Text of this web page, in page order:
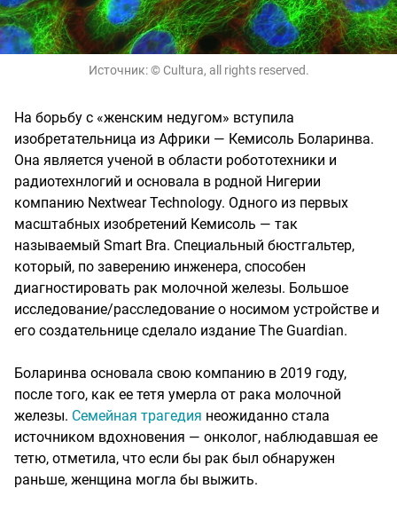
Источник:© Cultura, all rights reserved.
На борьбу с «женским недугом» вступила
изобретательница из Африки — Кемисоль Боларинва.
Она является ученой в области робототехники и
радиотехнлогий и основала в родной Нигерии
компанию Nextwear Technology. Одного из первых
масштабных изобретений Кемисоль — так
называемый Smart Bra. Специальный бюстгальтер,
который, по заверению инженера, способен
диагностировать рак молочной железы. Большое
исследование/расследование о носимом устройстве и
его создательнице сделало издание The Guardian.
Боларинва основала свою компанию в 2019 году,
после того, как ее тетя умерла от рака молочной
железы. Семейная трагедия неожиданно стала
источником вдохновения — онколог, наблюдавшая ее
тетю, отметила, что если бы рак был обнаружен
раньше, женщина могла бы выжить.